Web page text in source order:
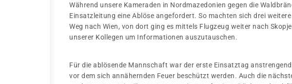
Während unsere Kameraden in Nordmazedonien gegen die
Einsatzleitung eine Ablöse angefordert. So machten sich drei
Weg nach Wien, von dort ging es mittels Flugzeug weiter nach
unserer Kollegen um Informationen auszutauschen.
Für die ablösende Mannschaft war der erste Einsatztag
vor dem sich annähernden Feuer beschützt werden. Auch die